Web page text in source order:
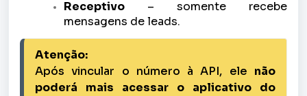
Receptivo – somente recebe
mensagens de leads.
Atenção:
Após vincular o número à API, ele não
poderá mais acessar o aplicativo do